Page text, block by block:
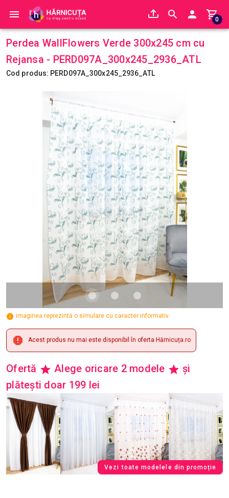
0
Perdea WallFlowers Verde 300x245 cm cu
Rejansa - PERD097A_300x245_2936_ATL
Cod produs: PERD097A_300x245_2936_ATL
imaginea reprezintă o simulare cu caracter informativ.
Acest produs nu mai este disponibil în oferta Hărnicuța.ro
Ofertă Alege oricare 2 modele
și
plătești doar 199 lei
Vezi toate modelele din promoție